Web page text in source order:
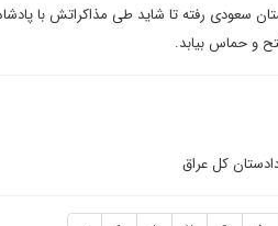
رفته تا شايد طى مذاکراتش با پادشاه
و حماس بيابد.
کل عراق